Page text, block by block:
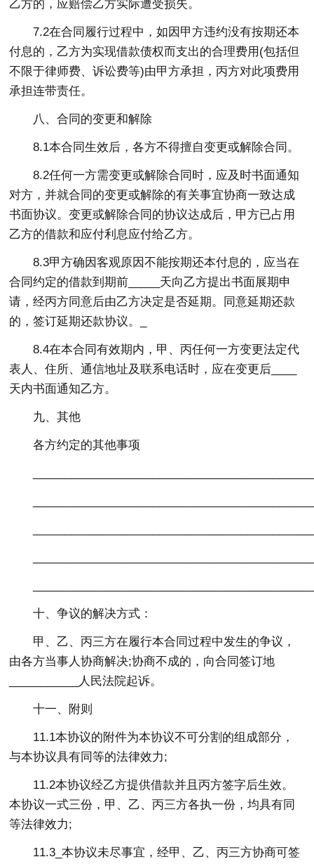
乙方的，应赔偿乙方实际遭受损失。
7.2在合同履行过程中，如因甲方违约没有按期还本
付息的，乙方为实现借款债权而支出的合理费用(包括但
不限于律师费、诉讼费等)由甲方承担，丙方对此项费用
承担连带责任。
八、合同的变更和解除
8.1本合同生效后，各方不得擅自变更或解除合同。
8.2任何一方需变更或解除合同时，应及时书面通知
对方，并就合同的变更或解除的有关事宜协商一致达成
书面协议。变更或解除合同的协议达成后，甲方已占用
乙方的借款和应付利息应付给乙方。
8.3甲方确因客观原因不能按期还本付息的，应当在
合同约定的借款到期前_____天向乙方提出书面展期申
请，经丙方同意后由乙方决定是否延期。同意延期还款
的，签订延期还款协议。_
8.4在本合同有效期内，甲、丙任何一方变更法定代
表人、住所、通信地址及联系电话时，应在变更后____
天内书面通知乙方。
九、其他
各方约定的其他事项
十、争议的解决方式：
甲、乙、丙三方在履行本合同过程中发生的争议，
由各方当事人协商解决;协商不成的，向合同签订地
___________人民法院起诉。
十一、附则
11.1本协议的附件为本协议不可分割的组成部分，
与本协议具有同等的法律效力;
11.2本协议经乙方提供借款并且丙方签字后生效。
本协议一式三份，甲、乙、丙三方各执一份，均具有同
等法律效力;
11.3_本协议未尽事宜，经甲、乙、丙三方协商可签